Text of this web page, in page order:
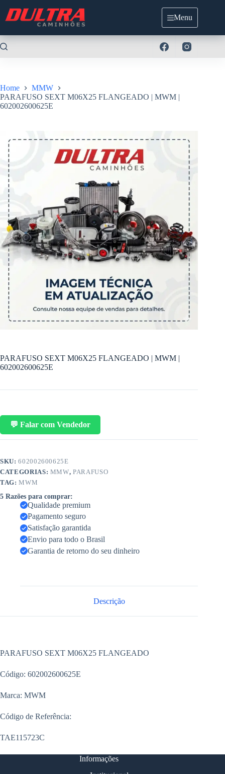
para
Menu
Home
MMW
PARAFUSO SEXT M06X25 FLANGEADO | MWM |
602002600625E
PARAFUSO SEXT M06X25 FLANGEADO | MWM |
602002600625E
💬 Falar com Vendedor
SKU:602002600625E
CATEGORIAS: MMW,PARAFUSO
TAG:MWM
5 Razões para comprar:
Qualidade premium
Pagamento seguro
Satisfação garantida
Envio para todo o Brasil
Garantia de retorno do seu dinheiro
Descrição
PARAFUSO SEXT M06X25 FLANGEADO
Código: 602002600625E
Marca: MWM
Código de Referência:
TAE115723C
Informações